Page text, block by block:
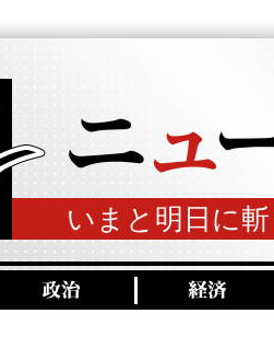
いまと明日に